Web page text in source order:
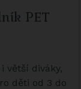
PET
větší diváky,
děti od 3 do